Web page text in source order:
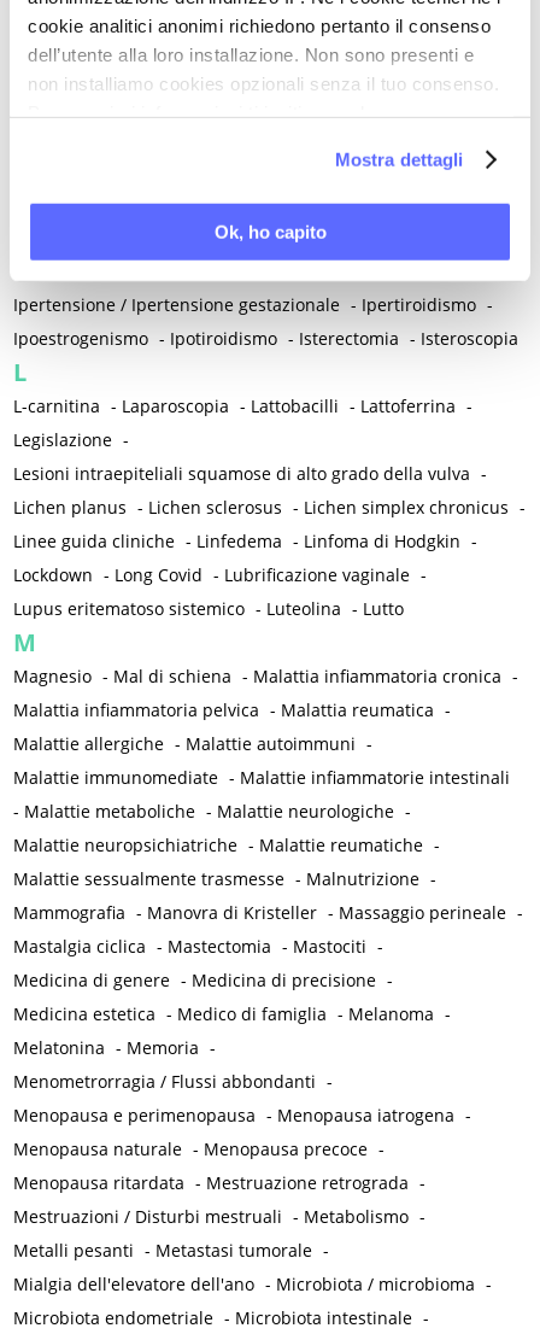
cookie analitici anonimi richiedono pertanto il consenso
dell’utente alla loro installazione. Non sono presenti e
non installiamo cookies opzionali senza il tuo consenso.
Mostra dettagli
Ok, ho capito
Insonnia -Insufficienza venosa cronica -Insulino-resistenza
Integratori -Integrazione proteica - Intelligenza artificiale
Intolleranza al lattosio -
Intracrinologia -Invecchiamento -Iperalgesia - Allodinia -
Iperalgesia viscero-viscerale -Iperlipidemia
Ipertensione / Ipertensione gestazionale - Ipertiroidismo -
Ipoestrogenismo - Ipotiroidismo - Isterectomia - Isteroscopia
L
L-carnitina - Laparoscopia - Lattobacilli - Lattoferrina -
Legislazione -
Lesioni intraepiteliali squamose di alto grado della vulva -
Lichen planus - Lichen sclerosus - Lichen simplex chronicus -
Linee guida cliniche - Linfedema - Linfoma di Hodgkin -
Lockdown - Long Covid - Lubrificazione vaginale -
Lupus eritematoso sistemico - Luteolina - Lutto
M
Magnesio - Mal di schiena - Malattia infiammatoria cronica -
Malattia infiammatoria pelvica - Malattia reumatica -
Malattie allergiche - Malattie autoimmuni -
Malattie immunomediate - Malattie infiammatorie intestinali
- Malattie metaboliche - Malattie neurologiche -
Malattie neuropsichiatriche - Malattie reumatiche -
Malattie sessualmente trasmesse - Malnutrizione -
Mammografia - Manovra di Kristeller - Massaggio perineale -
Mastalgia ciclica - Mastectomia - Mastociti -
Medicina di genere - Medicina di precisione -
Medicina estetica - Medico di famiglia - Melanoma -
Melatonina - Memoria -
Menometrorragia / Flussi abbondanti -
Menopausa e perimenopausa - Menopausa iatrogena -
Menopausa naturale - Menopausa precoce -
Menopausa ritardata - Mestruazione retrograda -
Mestruazioni / Disturbi mestruali - Metabolismo -
Metalli pesanti - Metastasi tumorale -
Mialgia dell'elevatore dell'ano - Microbiota / microbioma -
Microbiota endometriale - Microbiota intestinale -